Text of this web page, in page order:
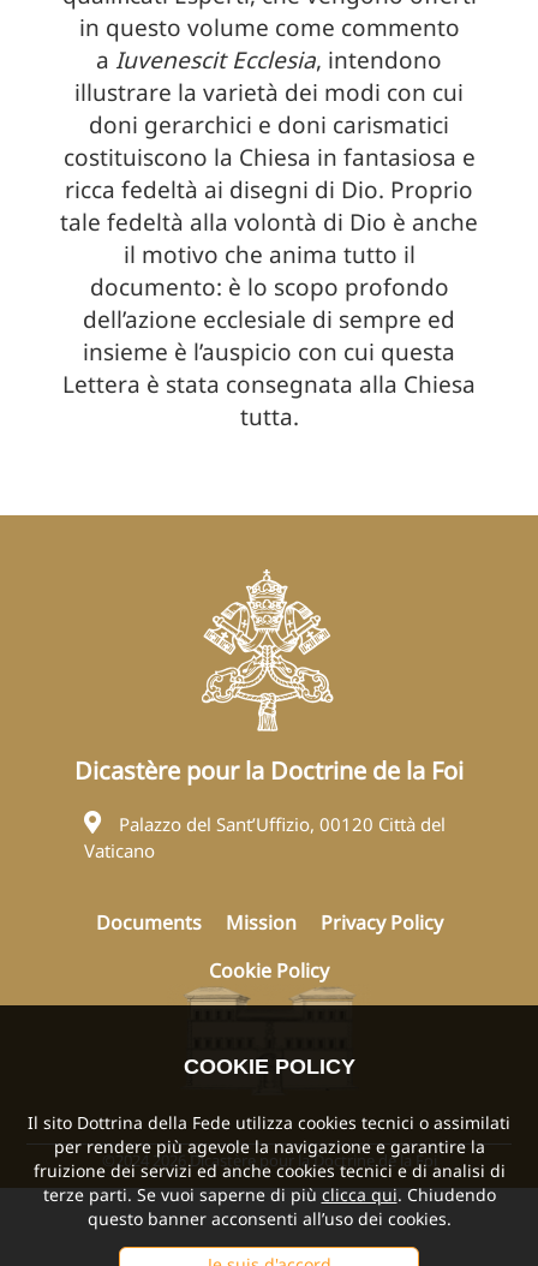
in questo volume come commento
a Iuvenescit Ecclesia, intendono
illustrare la varietà dei modi con cui
doni gerarchici e doni carismatici
costituiscono la Chiesa in fantasiosa e
ricca fedeltà ai disegni di Dio. Proprio
tale fedeltà alla volontà di Dio è anche
il motivo che anima tutto il
documento: è lo scopo profondo
dell’azione ecclesiale di sempre ed
insieme è l’auspicio con cui questa
Lettera è stata consegnata alla Chiesa
tutta.
Dicastère pour la Doctrine de la Foi
Palazzo del Sant’Uffizio, 00120 Città del
Vaticano
Documents Mission
Privacy Policy
Cookie Policy
©2024 2026 Dicastère pour la Doctrine de la Foi
COOKIE POLICY
Il sito Dottrina della Fede utilizza cookies tecnici o assimilati
per rendere più agevole la navigazione e garantire la
fruizione dei servizi ed anche cookies tecnici e di analisi di
terze parti. Se vuoi saperne di piùclicca qui. Chiudendo
questo banner acconsenti all’uso dei cookies.